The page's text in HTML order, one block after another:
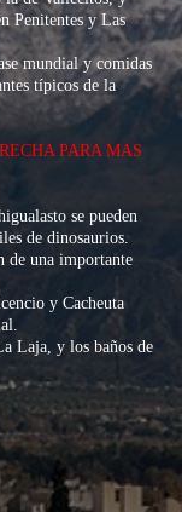
Penitentes y Las
mundial y comidas
típicos de la
PARA MAS
se pueden
de dinosaurios.
de una importante
y Cacheuta
Laja, y los baños de